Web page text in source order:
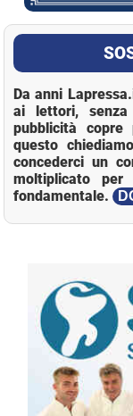
Da anni
ai lettori, senza
pubblicità
questo
concederci un
moltiplicato
fondamentale.